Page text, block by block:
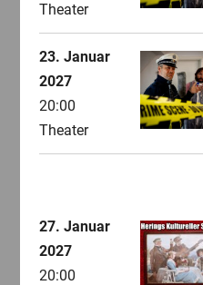
Theater
23. Januar
2027
20:00
Theater
27. Januar
2027
20:00